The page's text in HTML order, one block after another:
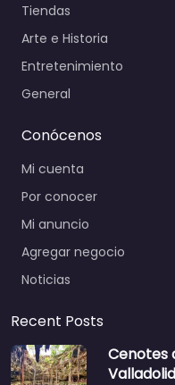
Tiendas
Arte e Historia
Entretenimiento
General
Conócenos
Mi cuenta
Por conocer
Mi anuncio
Agregar negocio
Noticias
Recent Posts
Cenotes